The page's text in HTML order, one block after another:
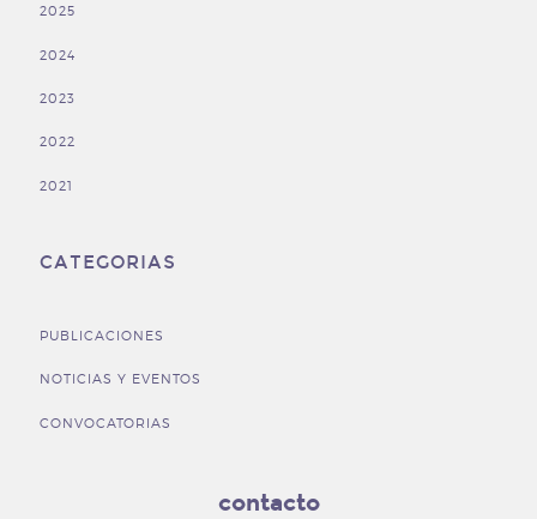
2025
2024
2023
2022
2021
CATEGORIAS
PUBLICACIONES
NOTICIAS Y EVENTOS
CONVOCATORIAS
contacto